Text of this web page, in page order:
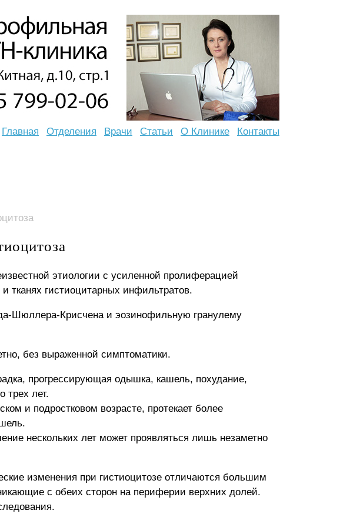
Главная Отделения Врачи Статьи О Клинике Контакты
этиологии с усиленной пролиферацией
тканях гистиоцитарных инфильтратов.
Шюллера-Крисчена и эозинофильную гранулему
без выраженной симптоматики.
прогрессирующая одышка, кашель, похудание,
трех лет.
и подростковом возрасте, протекает более
нескольких лет может проявляться лишь незаметно
изменения при гистиоцитозе отличаются большим
с обеих сторон на периферии верхних долей.